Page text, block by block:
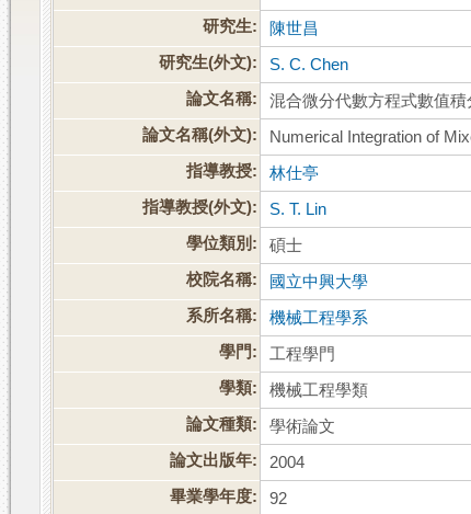
研究生:
陳世昌
研究生(外文):
S. C. Chen
論文名稱:
混合微分代數方程式數值
論文名稱(外文):
Numerical Integration of
指導教授:
林仕亭
指導教授(外文):
S. T. Lin
學位類別:
碩士
校院名稱:
國立中興大學
系所名稱:
機械工程學系
學門:
工程學門
學類:
機械工程學類
論文種類:
學術論文
論文出版年:
2004
畢業學年度:
92